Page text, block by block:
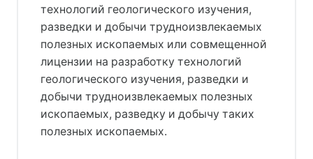
технологий геологического изучения,
разведки и добычи трудноизвлекаемых
полезных ископаемых или совмещенной
лицензии на разработку технологий
геологического изучения, разведки и
добычи трудноизвлекаемых полезных
ископаемых, разведку и добычу таких
полезных ископаемых.